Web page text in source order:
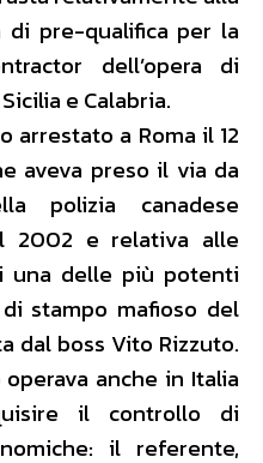
di pre-qualifica per la
dell’opera di
e Calabria.
arrestato a Roma il 12
aveva preso il via da
polizia canadese
2002 e relativa alle
una delle più potenti
stampo mafioso del
dal boss Vito Rizzuto.
anche in Italia
il controllo di
il referente,